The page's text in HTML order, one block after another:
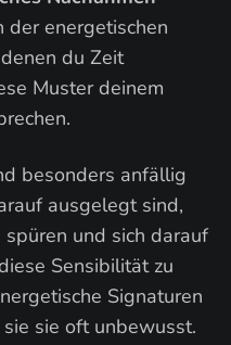
der energetischen
du Zeit
Muster deinem
besonders anfällig
ausgelegt sind,
und sich darauf
Sensibilität zu
Signaturen
sie oft unbewusst.